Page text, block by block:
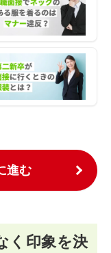
進む
く印象を決